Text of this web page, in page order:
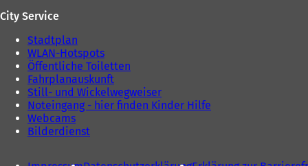
City Service
Stadtplan
WLAN-Hotspots
Öffentliche Toiletten
Fahrplanauskunft
Still- und Wickelwegweiser
Noteingang - hier finden Kinder Hilfe
Webcams
Bilderdienst